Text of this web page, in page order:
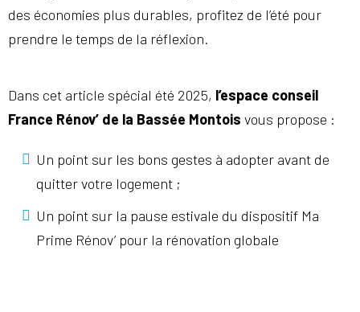
des économies plus durables, profitez de l’été pour
prendre le temps de la réflexion.
Dans cet article spécial été 2025, l’espace conseil
France Rénov’ de la Bassée Montois vous propose :
Un point sur les bons gestes à adopter avant de
quitter votre logement ;
Un point sur la pause estivale du dispositif Ma
Prime Rénov’ pour la rénovation globale